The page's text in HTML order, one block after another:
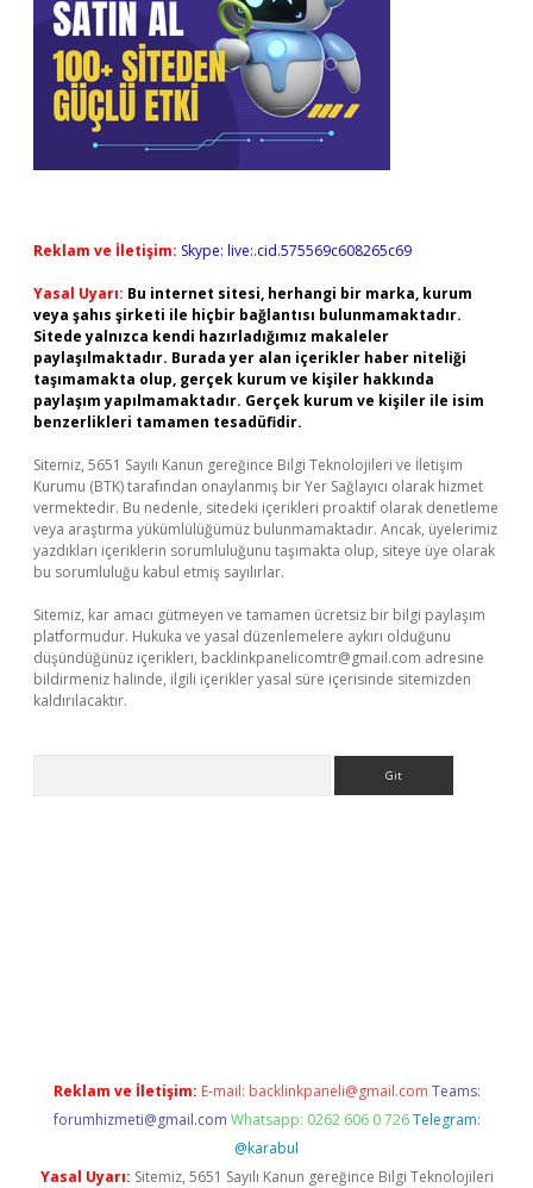
Reklam ve İletişim: Skype: live:.cid.575569c608265c69
Yasal Uyarı: Bu internet sitesi, herhangi bir marka, kurum
veya şahıs şirketi ile hiçbir bağlantısı bulunmamaktadır.
Sitede yalnızca kendi hazırladığımız makaleler
paylaşılmaktadır. Burada yer alan içerikler haber niteliği
taşımamakta olup, gerçek kurum ve kişiler hakkında
paylaşım yapılmamaktadır. Gerçek kurum ve kişiler ile isim
benzerlikleri tamamen tesadüfidir.
Sitemiz, 5651 Sayılı Kanun gereğince Bilgi Teknolojileri ve İletişim
Kurumu (BTK) tarafından onaylanmış bir Yer Sağlayıcı olarak hizmet
vermektedir. Bu nedenle, sitedeki içerikleri proaktif olarak denetleme
veya araştırma yükümlülüğümüz bulunmamaktadır. Ancak, üyelerimiz
yazdıkları içeriklerin sorumluluğunu taşımakta olup, siteye üye olarak
bu sorumluluğu kabul etmiş sayılırlar.
Sitemiz, kar amacı gütmeyen ve tamamen ücretsiz bir bilgi paylaşım
platformudur. Hukuka ve yasal düzenlemelere aykırı olduğunu
düşündüğünüz içerikleri, backlinkpanelicomtr@gmail.com adresine
bildirmeniz halinde, ilgili içerikler yasal süre içerisinde sitemizden
kaldırılacaktır.
Reklam ve İletişim: E-mail: backlinkpaneli@gmail.com Teams:
forumhizmeti@gmail.com Whatsapp: 0262 606 0 726 Telegram:
@karabul
Yasal Uyarı: Sitemiz, 5651 Sayılı Kanun gereğince Bilgi Teknolojileri